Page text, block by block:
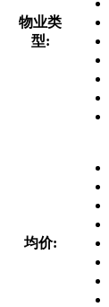
物业类
型:
均价: